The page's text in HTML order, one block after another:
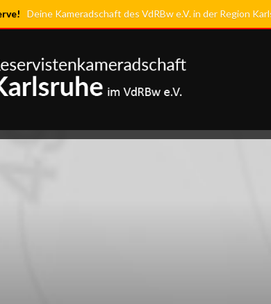
Deine Kameradschaft des VdRBw e.V. in der Region